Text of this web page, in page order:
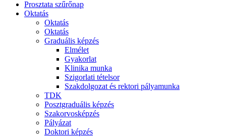
Prosztata szűrőnap
Oktatás
Oktatás
Oktatás
Graduális képzés
Elmélet
Gyakorlat
Klinika munka
Szigorlati tételsor
Szakdolgozat és rektori pályamunka
TDK
Posztgraduális képzés
Szakorvosképzés
Pályázat
Doktori képzés